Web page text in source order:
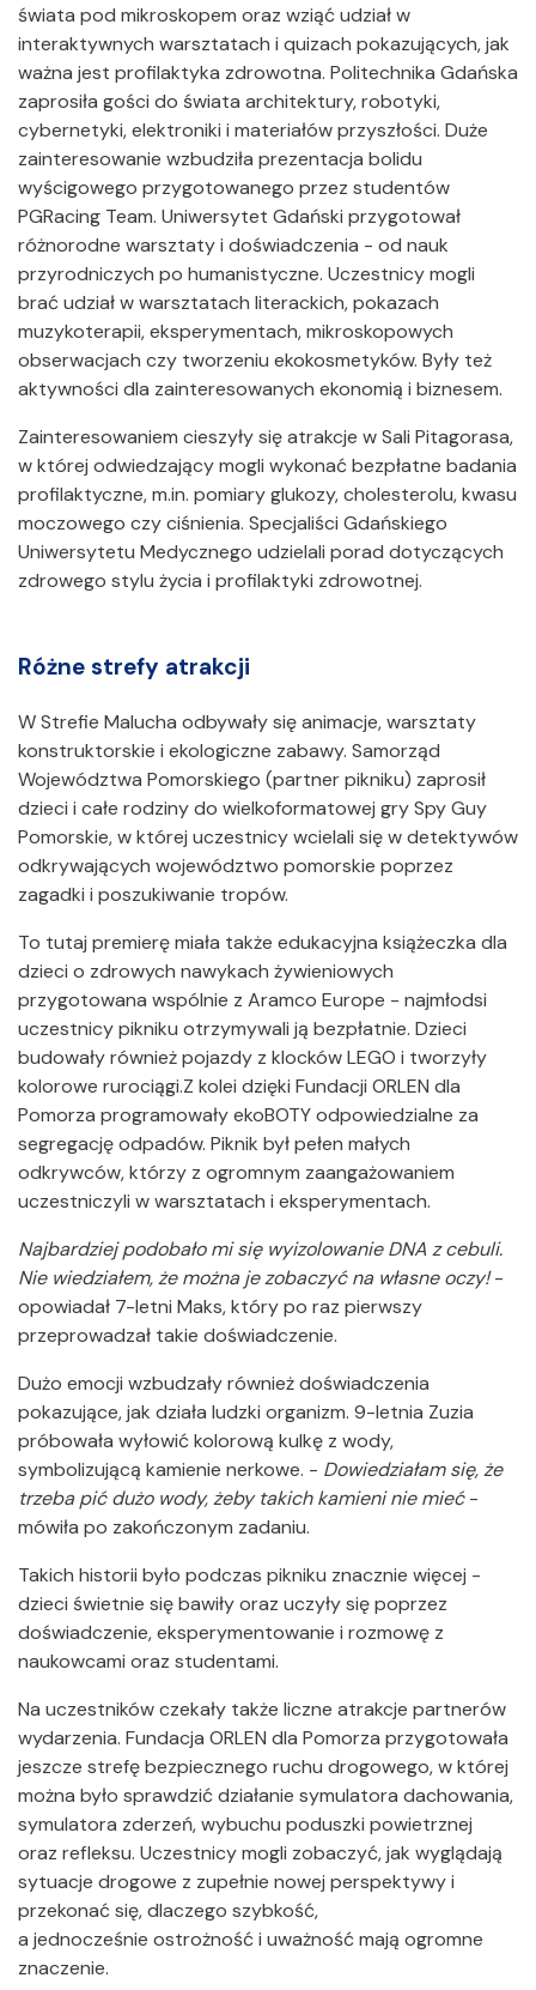
świata pod mikroskopem oraz wziąć udział w
interaktywnych warsztatach i quizach pokazujących, jak
ważna jest profilaktyka zdrowotna. Politechnika Gdańska
zaprosiła gości do świata architektury, robotyki,
cybernetyki, elektroniki i materiałów przyszłości. Duże
zainteresowanie wzbudziła prezentacja bolidu
wyścigowego przygotowanego przez studentów
PGRacing Team. Uniwersytet Gdański przygotował
różnorodne warsztaty i doświadczenia - od nauk
przyrodniczych po humanistyczne. Uczestnicy mogli
brać udział w warsztatach literackich, pokazach
muzykoterapii, eksperymentach, mikroskopowych
obserwacjach czy tworzeniu ekokosmetyków. Były też
aktywności dla zainteresowanych ekonomią i biznesem.
Zainteresowaniem cieszyły się atrakcje w Sali Pitagorasa,
w której odwiedzający mogli wykonać bezpłatne badania
profilaktyczne, m.in. pomiary glukozy, cholesterolu, kwasu
moczowego czy ciśnienia. Specjaliści Gdańskiego
Uniwersytetu Medycznego udzielali porad dotyczących
zdrowego stylu życia i profilaktyki zdrowotnej.
Różne strefy atrakcji
W Strefie Malucha odbywały się animacje, warsztaty
konstruktorskie i ekologiczne zabawy. Samorząd
Województwa Pomorskiego (partner pikniku) zaprosił
dzieci i całe rodziny do wielkoformatowej gry Spy Guy
Pomorskie, w której uczestnicy wcielali się w detektywów
odkrywających województwo pomorskie poprzez
zagadki i poszukiwanie tropów.
To tutaj premierę miała także edukacyjna książeczka dla
dzieci o zdrowych nawykach żywieniowych
przygotowana wspólnie z Aramco Europe - najmłodsi
uczestnicy pikniku otrzymywali ją bezpłatnie. Dzieci
budowały również pojazdy z klocków LEGO i tworzyły
kolorowe rurociągi.Z kolei dzięki Fundacji ORLEN dla
Pomorza programowały ekoBOTY odpowiedzialne za
segregację odpadów. Piknik był pełen małych
odkrywców, którzy z ogromnym zaangażowaniem
uczestniczyli w warsztatach i eksperymentach.
Najbardziej podobało mi się wyizolowanie DNA z cebuli.
Nie wiedziałem, że można je zobaczyć na własne oczy!-
opowiadał 7-letni Maks, który po raz pierwszy
przeprowadzał takie doświadczenie.
Dużo emocji wzbudzały również doświadczenia
pokazujące, jak działa ludzki organizm. 9-letnia Zuzia
próbowała wyłowić kolorową kulkę z wody,
symbolizującą kamienie nerkowe. - Dowiedziałam się, że
trzeba pić dużo wody, żeby takich kamieni nie mieć-
mówiła po zakończonym zadaniu.
Takich historii było podczas pikniku znacznie więcej -
dzieci świetnie się bawiły oraz uczyły się poprzez
doświadczenie, eksperymentowanie i rozmowę z
naukowcami oraz studentami.
Na uczestników czekały także liczne atrakcje partnerów
wydarzenia. Fundacja ORLEN dla Pomorza przygotowała
jeszcze strefę bezpiecznego ruchu drogowego, w której
można było sprawdzić działanie symulatora dachowania,
symulatora zderzeń, wybuchu poduszki powietrznej
oraz refleksu. Uczestnicy mogli zobaczyć, jak wyglądają
sytuacje drogowe z zupełnie nowej perspektywy i
przekonać się, dlaczego szybkość,
a jednocześnie ostrożność i uważność mają ogromne
znaczenie.